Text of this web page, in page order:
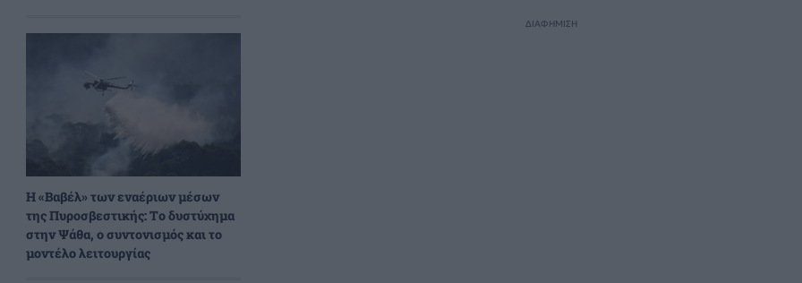
H «Βαβέλ» των εναέριων μέσων
της Πυροσβεστικής: Το δυστύχημα
στην Ψάθα, ο συντονισμός και το
μοντέλο λειτουργίας
ΔΙΑΦΗΜΙΣΗ